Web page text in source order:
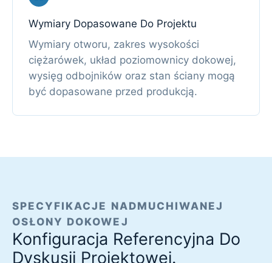
Wymiary Dopasowane Do Projektu
Wymiary otworu, zakres wysokości
ciężarówek, układ poziomownicy dokowej,
wysięg odbojników oraz stan ściany mogą
być dopasowane przed produkcją.
SPECYFIKACJE NADMUCHIWANEJ
OSŁONY DOKOWEJ
Konfiguracja Referencyjna Do
Dyskusji Projektowej.